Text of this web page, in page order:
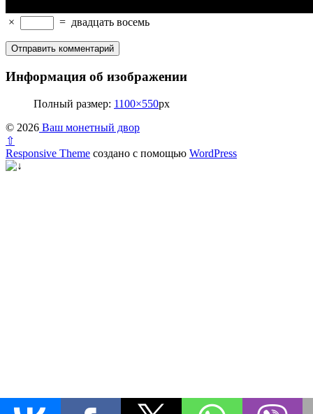
× = двадцать восемь
Информация об изображении
Полный размер: 1100×550px
© 2026 Ваш монетный двор
⇧
Responsive Theme создано с помощью WordPress